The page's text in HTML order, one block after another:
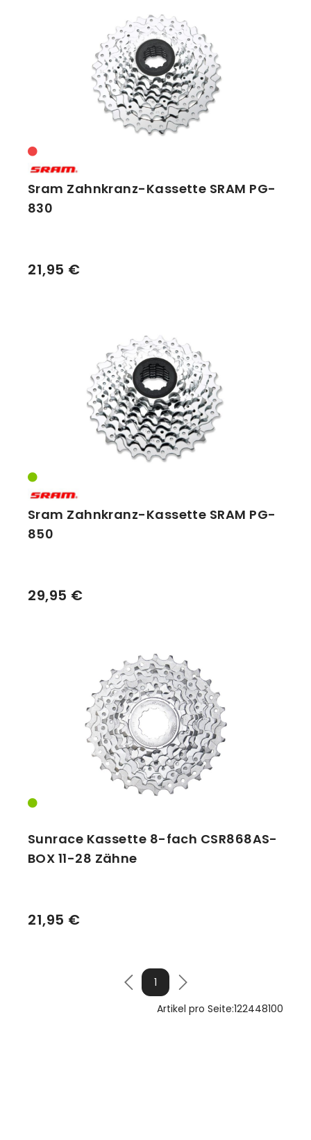
Sram Zahnkranz-Kassette SRAM PG-
830
21,95 €
Sram Zahnkranz-Kassette SRAM PG-
850
29,95 €
Sunrace Kassette 8-fach CSR868AS-
BOX 11-28 Zähne
21,95 €
1
Artikel pro Seite:122448100